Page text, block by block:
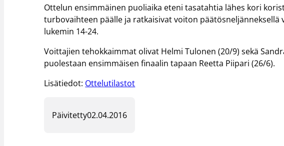
Ottelun ensimmäinen puoliaika eteni tasatahtia lähes kori
turbovaihteen päälle ja ratkaisivat voiton
lukemin 14-24.
Voittajien tehokkaimmat olivat Helmi Tulonen (20/9) sekä
puolestaan ensimmäisen finaalin tapaan Reetta Piipari (26/6).
Lisätiedot: Ottelutilastot
Päivitetty02.04.2016